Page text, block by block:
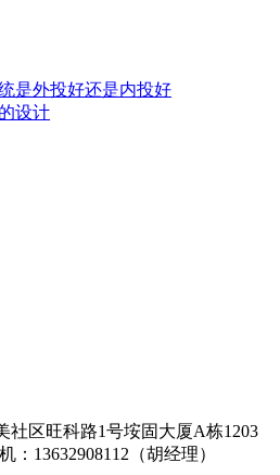
是外投好还是内投好
设计
社区旺科路1号垵固大厦A栋1203
：13632908112（胡经理）